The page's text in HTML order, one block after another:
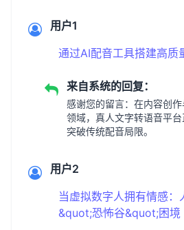
用户1
通过AI配音工具搭建高质
来自系统的回复：
感谢您的留言：在内容创
领域，真人文字转语音平台
突破传统配音局限。
用户2
当虚拟数字人拥有情感：
&quot;恐怖谷&quot;困境